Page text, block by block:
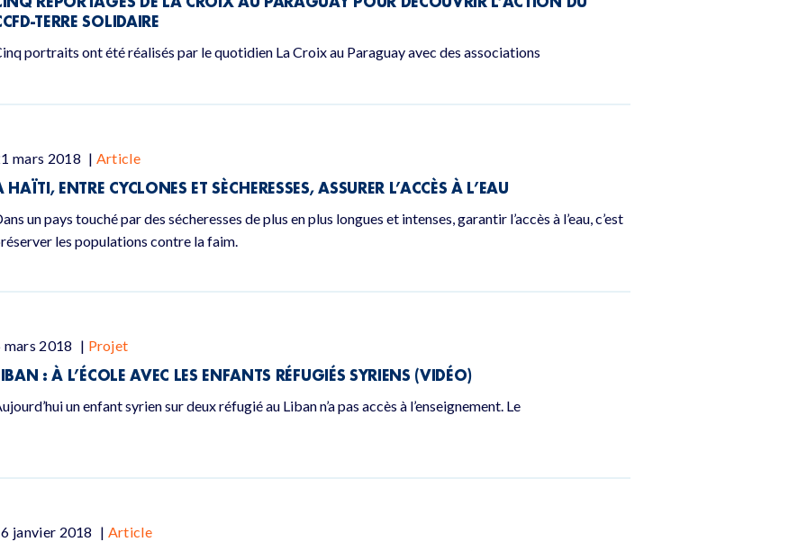
TERRE SOLIDAIRE
portraits ont été réalisés par le quotidien La Croix au Paraguay avec des associations
mars 2018 | Article
HAÏTI, ENTRE CYCLONES ET SÈCHERESSES, ASSURER L’ACCÈS À L’EAU
un pays touché par des sécheresses de plus en plus longues et intenses, garantir l’accès à l’eau, c’est
les populations contre la faim.
mars 2018 | Projet
: À L’ÉCOLE AVEC LES ENFANTS RÉFUGIÉS SYRIENS (VIDÉO)
un enfant syrien sur deux réfugié au Liban n’a pas accès à l’enseignement. Le
janvier 2018 | Article